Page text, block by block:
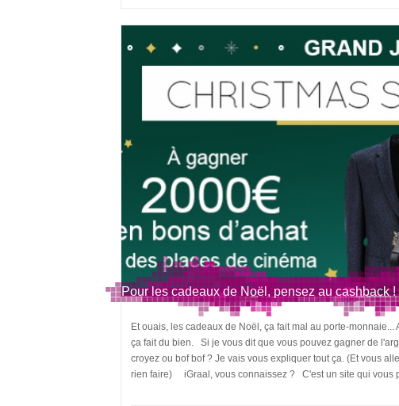
Pour les cadeaux de Noël, pensez au cashback
Et ouais, les cadeaux de Noël, ça fait mal au porte-
ça fait du bien. Si je vous dit que vous pouvez gagner de
croyez ou bof bof ? Je vais vous expliquer tout ça. (Et vous
rien faire) iGraal, vous connaissez ? C'est un site qui vous